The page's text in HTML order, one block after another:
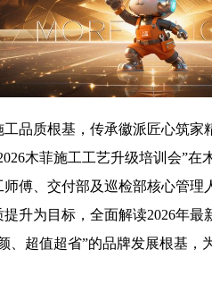
工品质根基，传承徽派匠心筑家
木菲施工工艺升级培训会”
傅、交付部及巡检部核心管理
升为目标，全面解读2026年
、超值超省”的品牌发展根基，